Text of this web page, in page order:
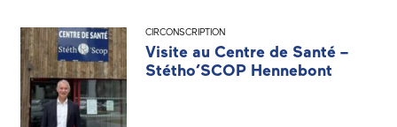
CIRCONSCRIPTION
Visite au Centre de Santé –
Stétho’SCOP Hennebont